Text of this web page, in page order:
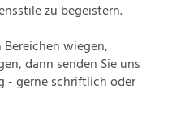
zu begeistern.
wiegen,
dann senden Sie uns
- gerne schriftlich oder